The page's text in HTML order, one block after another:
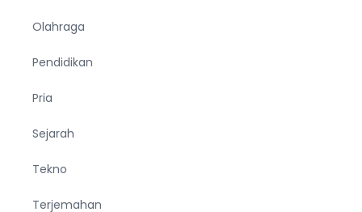
Olahraga
Pendidikan
Pria
Sejarah
Tekno
Terjemahan